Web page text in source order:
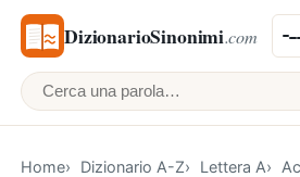
DizionarioSinonimi.com
Cerca una parola
Home Dizionario A-Z Lettera A